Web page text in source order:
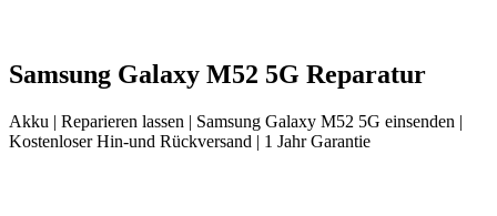
Samsung Galaxy M52 5G Reparatur
Akku | Reparieren lassen | Samsung Galaxy M52 5G einsenden |
Kostenloser Hin-und Rückversand | 1 Jahr Garantie